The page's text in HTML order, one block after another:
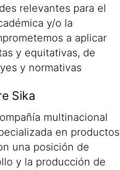
relevantes para el
y/o la
a aplicar
y equitativas, de
y normativas
Sika
multinacional
en productos
una posición de
y la producción de